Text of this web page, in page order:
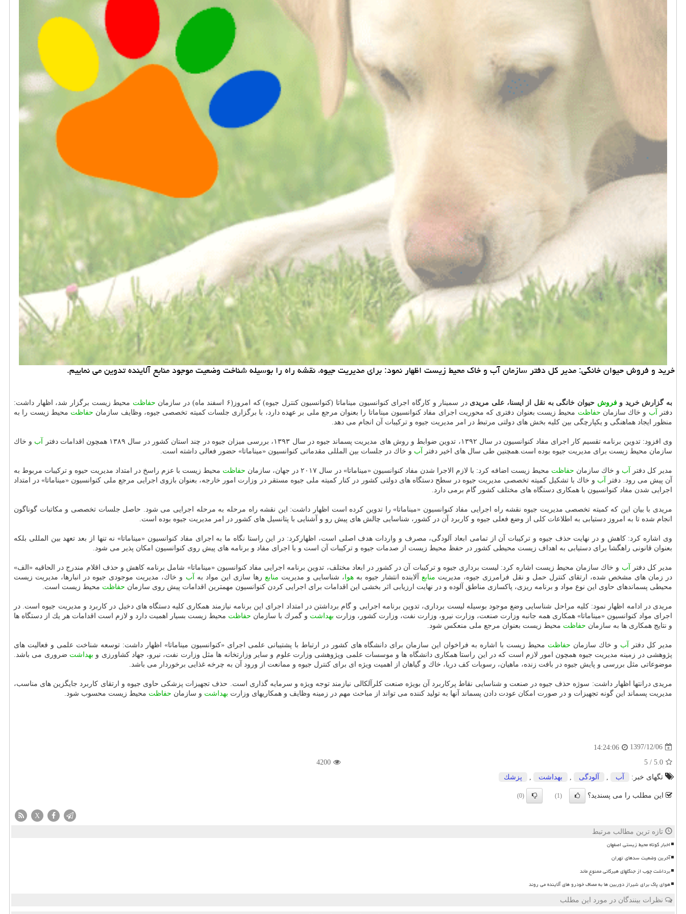
خرید و فروش حیوان خانگی: مدیر كل دفتر سازمان آب و خاك محیط زیست اظهار نمود: برای مدیریت جیوه، نقشه راه را بوسیله شناخت وضعیت موجود منابع آلاینده تدوین می نماییم.
به گزارش خرید وفروش حیوان خانگی به نقل از ایسنا، علی مریدی در سمینار و كارگاه اجرای كنوانسیون میناماتا (كنوانسیون كنترل جیوه) كه امروز(۶ اسفند ماه) در سازمان حفاظت محیط زیست برگزار شد، اظهار داشت:
دفتر آب و خاك سازمان حفاظت محیط زیست بعنوان دفتری كه محوریت اجرای مفاد كنوانسیون میناماتا را بعنوان مرجع ملی بر عهده دارد، با برگزاری جلسات كمیته تخصصی جیوه، وظایف سازمان حفاظت محیط زیست را به
منظور ایجاد هماهنگی و یكپارچگی بین كلیه بخش های دولتی مرتبط در امر مدیریت جیوه و تركیبات آن انجام می دهد.
وی افزود: تدوین برنامه تقسیم كار اجرای مفاد كنوانسیون در سال ۱۳۹۲، تدوین ضوابط و روش های مدیریت پسماند جیوه در سال ۱۳۹۳، بررسی میزان جیوه در چند استان كشور در سال ۱۳۸۹ همچون اقدامات دفتر آب و خاك
سازمان محیط زیست برای مدیریت جیوه بوده است.همچنین طی سال های اخیر دفتر آب و خاك در جلسات بین المللی مقدماتی كنوانسیون «میناماتا» حضور فعالی داشته است.
مدیر كل دفتر آب و خاك سازمان حفاظت محیط زیست اضافه كرد: با لازم الاجرا شدن مفاد كنوانسیون «میناماتا» در سال ۲۰۱۷ در جهان، سازمان حفاظت محیط زیست با عزم راسخ در امتداد مدیریت حیوه و تركیبات مربوط به
آن پیش می رود. دفتر آب و خاك با تشكیل كمیته تخصصی مدیریت جیوه در سطح دستگاه های دولتی كشور در كنار كمیته ملی جیوه مستقر در وزارت امور خارجه، بعنوان بازوی اجرایی مرجع ملی كنوانسیون «میناماتا» در امتداد
اجرایی شدن مفاد كنوانسیون با همكاری دستگاه های مختلف كشور گام برمی دارد.
مریدی با بیان این كه كمیته تخصصی مدیریت جیوه نقشه راه اجرایی مفاد كنوانسیون «میناماتا» را تدوین كرده است اظهار داشت: این نقشه راه مرحله به مرحله اجرایی می شود. حاصل جلسات تخصصی و مكاتبات گوناگون
انجام شده تا به امروز دستیابی به اطلاعات كلی از وضع فعلی جیوه و كاربرد آن در كشور، شناسایی چالش های پیش رو و آشنایی با پتانسیل های كشور در امر مدیریت جیوه بوده است.
وی اشاره كرد: كاهش و در نهایت حذف جیوه و تركیبات آن از تمامی ابعاد آلودگی، مصرف و واردات هدف اصلی است، اظهاركرد: در این راستا نگاه ما به اجرای مفاد كنوانسیون «میناماتا» نه تنها از بعد تعهد بین المللی بلكه
بعنوان قانونی راهگشا برای دستیابی به اهداف زیست محیطی كشور در حفظ محیط زیست از صدمات جیوه و تركیبات آن است و با اجرای مفاد و برنامه های پیش روی كنوانسیون امكان پذیر می شود.
مدیر كل دفتر آب و خاك سازمان محیط زیست اشاره كرد: لیست برداری جیوه و تركیبات آن در كشور در ابعاد مختلف، تدوین برنامه اجرایی مفاد كنوانسیون «میناماتا» شامل برنامه كاهش و حذف اقلام مندرج در الحاقیه «الف»
در زمان های مشخص شده، ارتقای كنترل حمل و نقل فرامرزی جیوه، مدیریت منابع آلاینده انتشار جیوه به هوا، شناسایی و مدیریت منابع رها سازی این مواد به آب و خاك، مدیریت موجودی جیوه در انبارها، مدیریت زیست
محیطی پسماندهای حاوی این نوع مواد و برنامه ریزی، پاكسازی مناطق آلوده و در نهایت ارزیابی اثر بخشی این اقدامات برای اجرایی كردن كنوانسیون مهمترین اقدامات پیش روی سازمان حفاظت محیط زیست است.
مریدی در ادامه اظهار نمود: كلیه مراحل شناسایی وضع موجود بوسیله لیست برداری، تدوین برنامه اجرایی و گام برداشتن در امتداد اجرای این برنامه نیازمند همكاری كلیه دستگاه های دخیل در كاربرد و مدیریت جیوه است. در
اجرای مواد كنوانسیون «میناماتا» همكاری همه جانبه وزارت صنعت، وزارت نیرو، وزارت نفت، وزارت كشور، وزارت بهداشت و گمرك با سازمان حفاظت محیط زیست بسیار اهمیت دارد و لازم است اقدامات هر یك از دستگاه ها
و نتایج همكاری ها به سازمان حفاظت محیط زیست بعنوان مرجع ملی منعكس شود.
مدیر كل دفتر آب و خاك سازمان حفاظت محیط زیست با اشاره به فراخوان این سازمان برای دانشگاه های كشور در ارتباط با پشتیبانی علمی اجرای «كنوانسیون میناماتا» اظهار داشت: توسعه شناخت علمی و فعالیت های
پژوهشی در زمینه مدیریت جیوه همچون امور لازم است كه در این راستا همكاری دانشگاه ها و موسسات علمی وپژوهشی وزارت علوم و سایر وزارتخانه ها مثل وزارت نفت، نیرو، جهاد كشاورزی و بهداشت ضروری می باشد.
موضوعاتی مثل بررسی و پایش جیوه در بافت زنده، ماهیان، رسوبات كف دریا، خاك و گیاهان از اهمیت ویژه ای برای كنترل جیوه و ممانعت از ورود آن به چرخه غذایی برخوردار می باشد.
مریدی درانتها اظهار داشت: سوژه حذف جیوه در صنعت و شناسایی نقاط پركاربرد آن بویژه صنعت كلرآلكالی نیازمند توجه ویژه و سرمایه گذاری است. حذف تجهیزات پزشكی حاوی جیوه و ارتقای كاربرد جایگزین های مناسب،
مدیریت پسماند این گونه تجهیزات و در صورت امكان عودت دادن پسماند آنها به تولید كننده می تواند از مباحث مهم در زمینه وظایف و همكاریهای وزارت بهداشت و سازمان حفاظت محیط زیست محسوب شود.
1397/12/06
14:24:06
5.0
/
5
4200
تگهای خبر:
آب آلودگی بهداشت پزشك
این مطلب را می پسندید؟ (1)
(0)
X
تازه ترین مطالب مرتبط
اخبار کوتاه محیط زیستی اصفهان
آخرین وضعیت سدهای تهران
برداشت چوب از جنگلهای هیرکانی ممنوع ماند
هوای پاک برای شیراز دوربین ها به مصاف خودرو های آلاینده می روند
نظرات بینندگان در مورد این مطلب